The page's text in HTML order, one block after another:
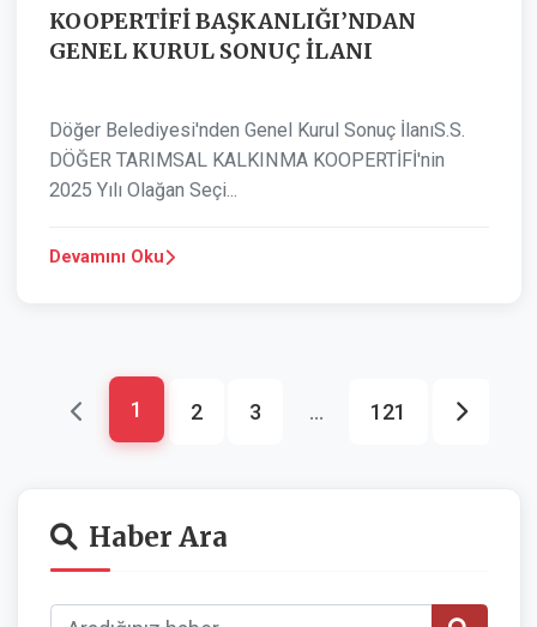
KOOPERTİFİ BAŞKANLIĞI’NDAN
GENEL KURUL SONUÇ İLANI
Döğer Belediyesi'nden Genel Kurul Sonuç İlanıS.S.
DÖĞER TARIMSAL KALKINMA KOOPERTİFİ'nin
2025 Yılı Olağan Seçi...
Devamını Oku
1 2 3 ... 121
Haber Ara